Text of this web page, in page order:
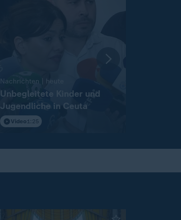
Nachrichten | heute
Unbegleitete Kinder und
Jugendliche in Ceuta
Video 1:25